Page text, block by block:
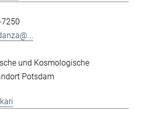
und Kosmologische
Potsdam